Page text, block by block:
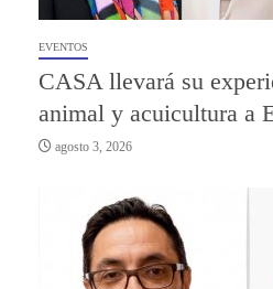
EVENTOS
CASA llevará su
animal y acuicultura a
agosto 3, 2026